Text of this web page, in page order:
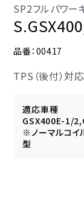
SP2フルパワー
品番：00417
TPS（後付）対応
適応車種
GSX400E-1/
※ノーマルコイ
型